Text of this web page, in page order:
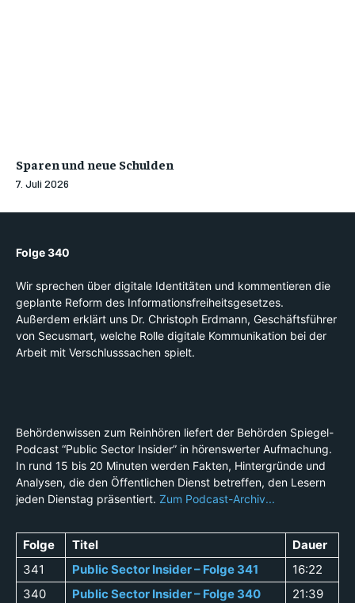
Sparen und neue Schulden
7. Juli 2026
Folge 340
Wir sprechen über digitale Identitäten und kommentieren die
geplante Reform des Informationsfreiheitsgesetzes.
Außerdem erklärt uns Dr. Christoph Erdmann, Geschäftsführer
von Secusmart, welche Rolle digitale Kommunikation bei der
Arbeit mit Verschlusssachen spielt.
Behördenwissen zum Reinhören liefert der Behörden Spiegel-
Podcast “Public Sector Insider” in hörenswerter Aufmachung.
In rund 15 bis 20 Minuten werden Fakten, Hintergründe und
Analysen, die den Öffentlichen Dienst betreffen, den Lesern
jeden Dienstag präsentiert. Zum Podcast-Archiv...
Folge Titel
Dauer
341
Public Sector Insider – Folge 341
16:22
340
Public Sector Insider – Folge 340
21:39